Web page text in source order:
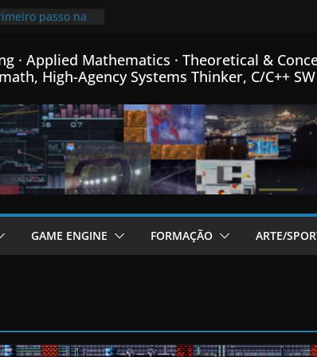
criada para
de Física
e Matemática…
mais que o
mais pequeno
de
meu Formato
C++…
fontes Bitmap,
C++…
post da
· Applied Mathematics · Theoretical &
High-Agency Systems Thinker, C/C++
GAME ENGINE FORMAÇÃO ARTE/